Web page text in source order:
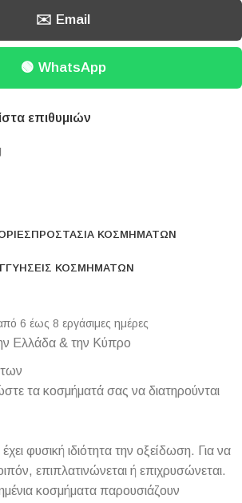
✉️ Email
🟢 WhatsApp
επιθυμιών
ΠΡΟΣΤΑΣΊΑ ΚΟΣΜΗΜΆΤΩΝ
ΚΟΣΜΗΜΆΤΩΝ
6 έως 8 εργάσιμες ημέρες
Ελλάδα & την Κύπρο
τα κοσμήματά σας να διατηρούνται
φυσική ιδιότητα την οξείδωση. Για να
επιπλατινώνεται ή επιχρυσώνεται.
κοσμήματα παρουσιάζουν